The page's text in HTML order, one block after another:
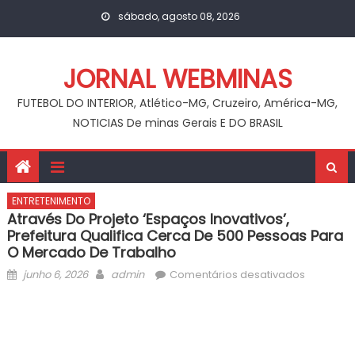
sábado, agosto 08, 2026
JORNAL WEBMINAS
FUTEBOL DO INTERIOR, Atlético-MG, Cruzeiro, América-MG,
NOTICIAS De minas Gerais E DO BRASIL
ENTRETENIMENTO
Através Do Projeto ‘Espaços Inovativos’,
Prefeitura Qualifica Cerca De 500 Pessoas Para
O Mercado De Trabalho
Posted
junho 6, 2026 Author
admin Comentários desativadosem